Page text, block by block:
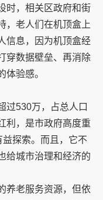
时，相关区政府和街
，老人们在机顶盒上
信息，因为机顶盒经
穿数据壁垒、再消除
体验感。
过530万，占总人口
利，是市政府高度重
益探索。而且，它不
给城市治理和经济的
养老服务资源，但依